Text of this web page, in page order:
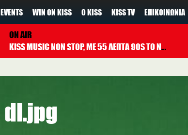
EVENTS WIN ON KISS Ο KISS KISS TV ΕΠΙΚΟΙΝΩΝΊΑ
ON AIR
KISS MUSIC NON STOP, ΜΕ 55 ΛΕΠΤΑ 90S TO NOW ΚΑΘΕ ΩΡΑ
dl.jpg